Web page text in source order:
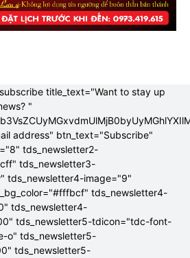
title_text="Want to stay up
"
address" btn_text="Subscribe"
tds_newsletter2-
tds_newsletter3-
tds_newsletter4-image="9"
tds_newsletter4-
tds_newsletter4-
tds_newsletter5-tdicon="tdc-font-
o" tds_newsletter5-
tds_newsletter5-